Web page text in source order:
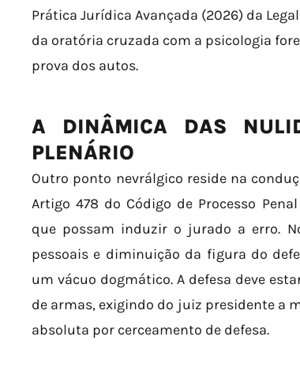
Prática Jurídica Avançada (2026) da
da oratória cruzada com a psicologia
prova dos autos.
A DINÂMICA DAS
PLENÁRIO
Outro ponto nevrálgico reside na
Artigo 478 do Código de Processo
que possam induzir o jurado a erro.
pessoais e diminuição da figura do
um vácuo dogmático. A defesa deve
de armas, exigindo do juiz presidente a
absoluta por cerceamento de defesa.